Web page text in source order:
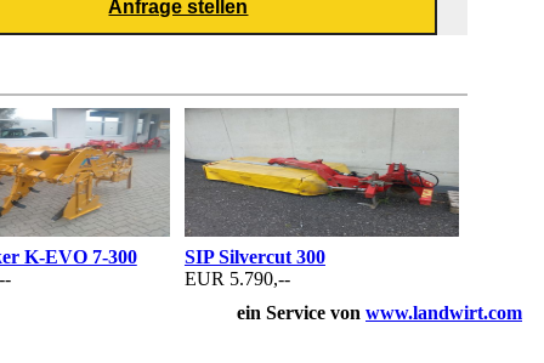
K-EVO 7-300
SIP Silvercut 300
EUR 5.790,--
ein Service von www.landwirt.com